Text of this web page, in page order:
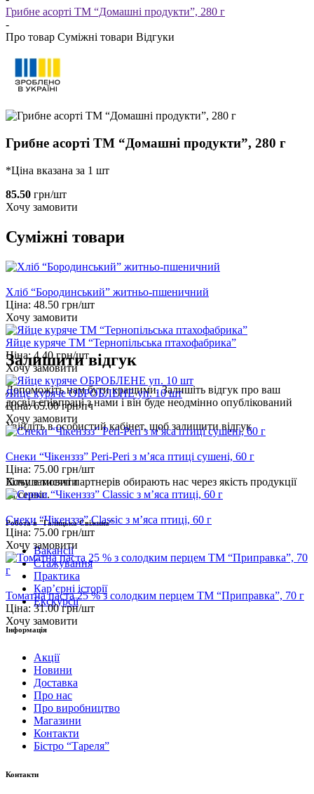
Грибне асорті ТМ “Домашні продукти”, 280 г
-
Про товар Суміжні товари Відгуки
Грибне асорті ТМ “Домашні продукти”, 280 г
*Ціна вказана за 1 шт
85.50 грн/шт
Хочу замовити
Суміжні товари
Хліб “Бородинський” житньо-пшеничний
Ціна: 48.50 грн/шт
Хочу замовити
Яйце куряче ТМ “Тернопільська птахофабрика”
Ціна:4.40 грн/шт
Хочу замовити
Яйце куряче ОБРОБЛЕНЕ уп. 10 шт
Ціна:65.00 грн/пч
Хочу замовити
Снеки “Чікенззз” Peri-Peri з м’яса птиці сушені, 60 г
Ціна: 75.00 грн/шт
Хочу замовити
Снеки “Чікенззз” Classic з м’яса птиці, 60 г
Ціна: 75.00 грн/шт
Хочу замовити
Томатна паста 25 % з солодким перцем ТМ “Приправка”, 70 г
Ціна: 31.00 грн/шт
Хочу замовити
Залишити відгук
Допоможіть нам бути кращими. Залишіть відгук про ваш
досвід співпраці з нами і він буде неодмінно опублікований
Увійдітьв особистий кабінет, щоб залишити відгук
Більше тисячі партнерів обирають нас через якість продукції
та сервіс.
Робота в "Галицька Свіжина"
Вакансії
Стажування
Практика
Карʼєрні історії
Екскурсії
Інформація
Акції
Новини
Доставка
Про нас
Про виробництво
Магазини
Контакти
Бістро “Тареля”
Контакти